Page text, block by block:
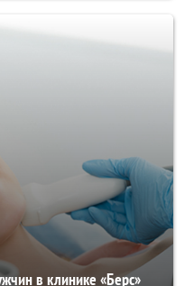
в клинике «Берс»